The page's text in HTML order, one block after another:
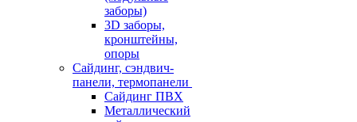
заборы)
3D заборы,
кронштейны,
опоры
Cайдинг, сэндвич-
панели, термопанели
Сайдинг ПВХ
Металлический